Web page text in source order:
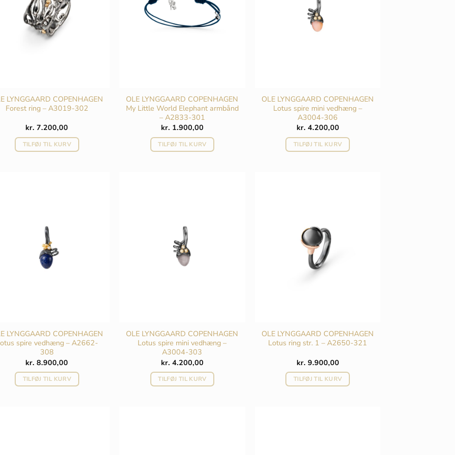
LYNGGAARD COPENHAGEN
Forest ring – A3019-302
kr. 7.200,00
TILFØJ TIL KURV
OLE LYNGGAARD COPENHAGEN
My Little World Elephant armbånd
– A2833-301
kr. 1.900,00
TILFØJ TIL KURV
OLE LYNGGAARD COPENHAGEN
Lotus spire mini vedhæng –
A3004-306
kr. 4.200,00
TILFØJ TIL KURV
LYNGGAARD COPENHAGEN
spire vedhæng – A2662-
308
kr. 8.900,00
TILFØJ TIL KURV
OLE LYNGGAARD COPENHAGEN
Lotus spire mini vedhæng –
A3004-303
kr. 4.200,00
TILFØJ TIL KURV
OLE LYNGGAARD COPENHAGEN
Lotus ring str. 1 – A2650-321
kr. 9.900,00
TILFØJ TIL KURV